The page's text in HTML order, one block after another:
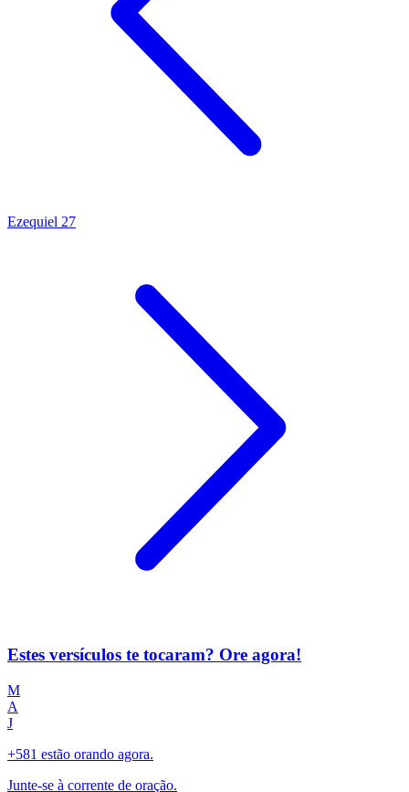
Ezequiel 27
Estes versículos te tocaram? Ore agora!
M
A
J
+581 estão orando agora.
Junte-se à corrente de oração.